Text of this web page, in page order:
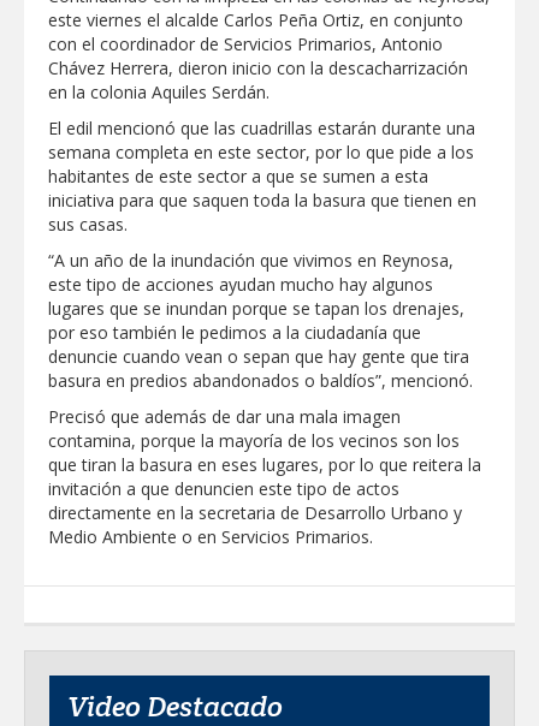
REFUERZA BIENESTAR ANIMAL
LABORES DE ATENCIÓN PARA REDUCIR
RIESGO DE ENFERMEDADES EN
MASCOTAS
Lleva gobierno de Reynosa programa
"Acción y Conciencia" a colonia
Integración Familiar
CARMEN LILIA CANTUROSAS LE
CUMPLE A FAMILIAS DEL PONIENTE:
ABREN INSCRIPCIONES PARA NUEVA
PRIMARIA EN EL PROGRESO
en Tampico
FORTALECE IMJUVE SALUD MENTAL DE
JÓVENES CON TERAPIAS PSICOLÓGICAS
GRATUITAS
Llama Carlos Peña Ortiz a realizar
investigación en tema de la refinería
Coordinan la SST y SET acciones para
fortalecer la formación médica y la
bioética en Tamaulipas
EXHORTA PROTECCIÓN CIVIL A
EXTREMAR PRECAUCIONES ANTE
MERCADITA LA RED REUNIRÁ
ACTIVIDADES FAMILIARES EN PLAZA
HIDALGO
este viernes el alcalde Carlos Peña Ortiz, en conjunto
con el coordinador de Servicios Primarios, Antonio
Chávez Herrera, dieron inicio con la descacharrización
en la colonia Aquiles Serdán.
El edil mencionó que las cuadrillas estarán durante una
semana completa en este sector, por lo que pide a los
habitantes de este sector a que se sumen a esta
iniciativa para que saquen toda la basura que tienen en
sus casas.
“A un año de la inundación que vivimos en Reynosa,
este tipo de acciones ayudan mucho hay algunos
lugares que se inundan porque se tapan los drenajes,
por eso también le pedimos a la ciudadanía que
denuncie cuando vean o sepan que hay gente que tira
basura en predios abandonados o baldíos”, mencionó.
Precisó que además de dar una mala imagen
contamina, porque la mayoría de los vecinos son los
que tiran la basura en eses lugares, por lo que reitera la
invitación a que denuncien este tipo de actos
directamente en la secretaria de Desarrollo Urbano y
Medio Ambiente o en Servicios Primarios.
Video Destacado